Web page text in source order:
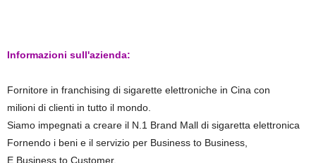
Informazioni sull'azienda:
Fornitore in franchising di sigarette elettroniche in Cina con
milioni di clienti in tutto il mondo.
Siamo impegnati a creare il N.1 Brand Mall di sigaretta elettronica
Fornendo i beni e il servizio per Business to Business,
E Business to Customer.